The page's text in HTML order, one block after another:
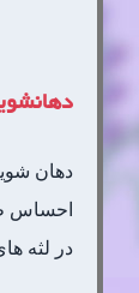
دهان
احساس
در لثه